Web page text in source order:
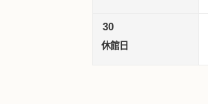
30
休館日